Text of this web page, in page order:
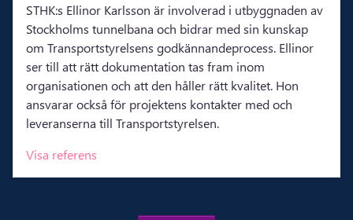
STHK:s Ellinor Karlsson är involverad i utbyggnaden av
Stockholms tunnelbana och bidrar med sin kunskap
om Transportstyrelsens godkännandeprocess. Ellinor
ser till att rätt dokumentation tas fram inom
organisationen och att den håller rätt kvalitet. Hon
ansvarar också för projektens kontakter med och
leveranserna till Transportstyrelsen.
Visa referens